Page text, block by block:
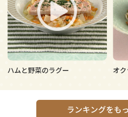
ハムと野菜のラグー オ
ランキングをも